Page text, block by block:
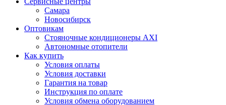
Самара
Новосибирск
Оптовикам
Стояночные кондиционеры AXI
Автономные отопители
Как купить
Условия оплаты
Условия доставки
Гарантия на товар
Инструкция по оплате
Условия обмена оборудованием